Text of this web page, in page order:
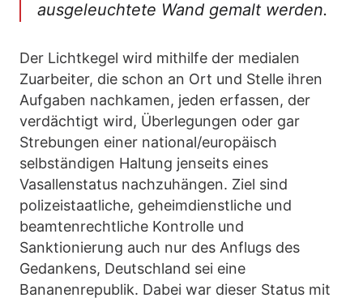
ausgeleuchtete Wand gemalt werden.
Der Lichtkegel wird mithilfe der medialen
Zuarbeiter, die schon an Ort und Stelle ihren
Aufgaben nachkamen, jeden erfassen, der
verdächtigt wird, Überlegungen oder gar
Strebungen einer national/europäisch
selbständigen Haltung jenseits eines
Vasallenstatus nachzuhängen. Ziel sind
polizeistaatliche, geheimdienstliche und
beamtenrechtliche Kontrolle und
Sanktionierung auch nur des Anflugs des
Gedankens, Deutschland sei eine
Bananenrepublik. Dabei war dieser Status mit